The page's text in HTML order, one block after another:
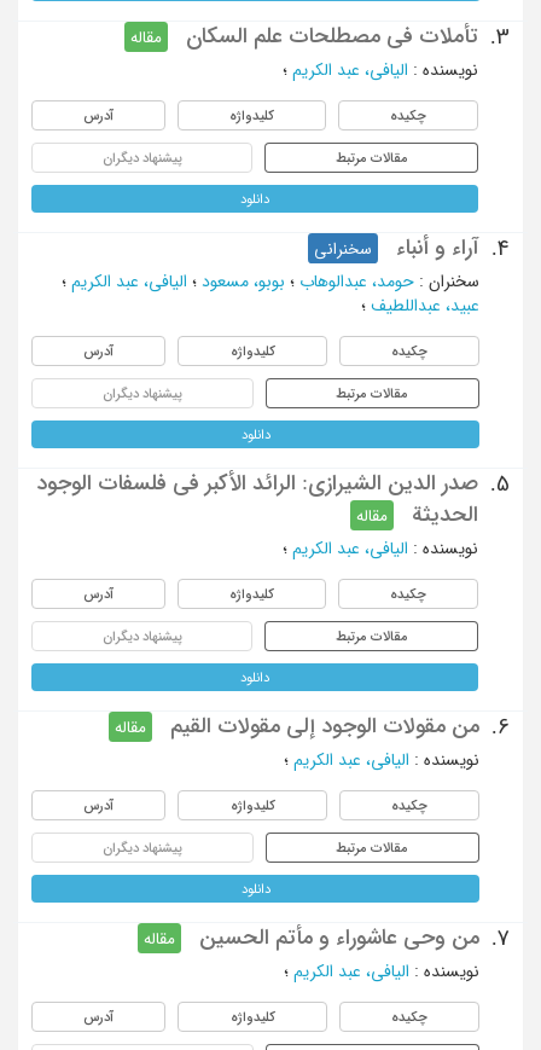
3. تأملات فی مصطلحات علم السکان
مقاله
نویسنده : الیافی، عبد الکریم ؛
چکیده کلیدواژه آدرس
مقالات مرتبط پیشنهاد دیگران
دانلود
4. آراء و أنباء
سخنرانی
سخنران : حومد، عبدالوهاب ؛ بوبو، مسعود ؛ الیافی، عبد الکریم ؛
عبید، عبداللطیف ؛
چکیده کلیدواژه آدرس
مقالات مرتبط پیشنهاد دیگران
دانلود
5.
صدر الدین الشیرازی: الرائد الأکبر فی فلسفات الوجود
الحدیثة
مقاله
نویسنده : الیافی، عبد الکریم ؛
چکیده کلیدواژه آدرس
مقالات مرتبط پیشنهاد دیگران
دانلود
6. من مقولات الوجود إلی مقولات القیم
مقاله
نویسنده : الیافی، عبد الکریم ؛
چکیده کلیدواژه آدرس
مقالات مرتبط پیشنهاد دیگران
دانلود
7. من وحی عاشوراء و مأتم الحسین
مقاله
نویسنده : الیافی، عبد الکریم ؛
چکیده کلیدواژه آدرس